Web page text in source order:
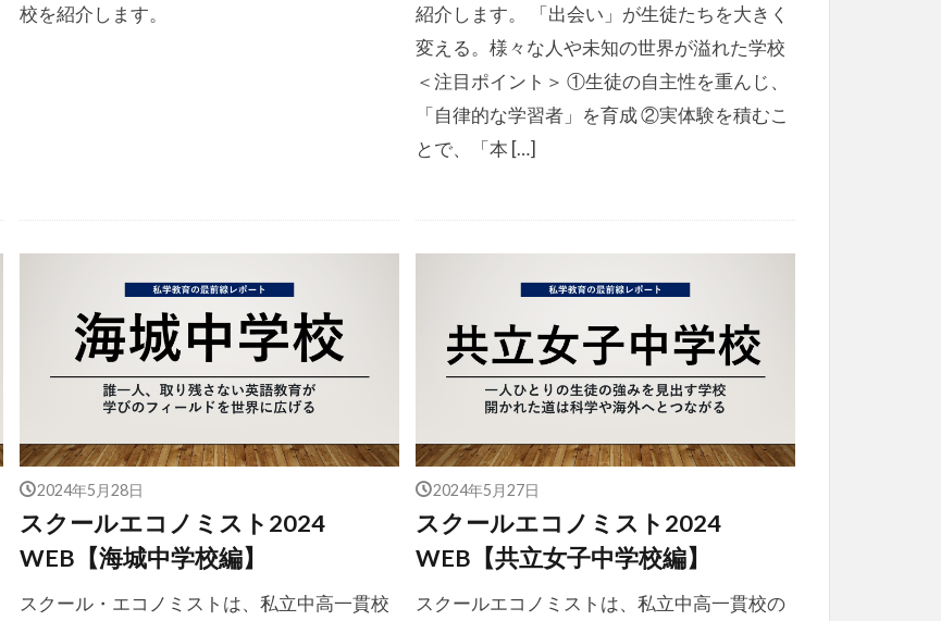
校を紹介します。
紹介します。 「出会い」が生徒たちを大きく
変える。様々な人や未知の世界が溢れた学校
＜注目ポイント＞ ①生徒の自主性を重んじ、
「自律的な学習者」を育成 ②実体験を積むこ
とで、「本 […]
2024年5月28日
スクールエコノミスト2024
WEB【海城中学校編】
スクール・エコノミストは、私立中高一貫校
2024年5月27日
スクールエコノミスト2024
WEB【共立女子中学校編】
スクールエコノミストは、私立中高一貫校の